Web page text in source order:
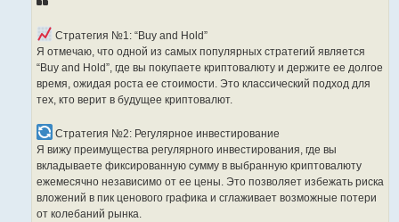
Стратегия №1: “Buy and Hold”
Я отмечаю, что одной из самых популярных стратегий является
“Buy and Hold”, где вы покупаете криптовалюту и держите ее долгое
время, ожидая роста ее стоимости. Это классический подход для
тех, кто верит в будущее криптовалют.
Стратегия №2: Регулярное инвестирование
Я вижу преимущества регулярного инвестирования, где вы
вкладываете фиксированную сумму в выбранную криптовалюту
ежемесячно независимо от ее цены. Это позволяет избежать риска
вложений в пик ценового графика и сглаживает возможные потери
от колебаний рынка.